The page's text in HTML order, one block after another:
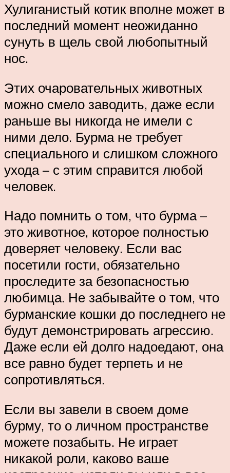
Хулиганистый котик вполне может в
последний момент неожиданно
сунуть в щель свой любопытный
нос.
Этих очаровательных животных
можно смело заводить, даже если
раньше вы никогда не имели с
ними дело. Бурма не требует
специального и слишком сложного
ухода – с этим справится любой
человек.
Надо помнить о том, что бурма –
это животное, которое полностью
доверяет человеку. Если вас
посетили гости, обязательно
проследите за безопасностью
любимца. Не забывайте о том, что
бурманские кошки до последнего не
будут демонстрировать агрессию.
Даже если ей долго надоедают, она
все равно будет терпеть и не
сопротивляться.
Если вы завели в своем доме
бурму, то о личном пространстве
можете позабыть. Не играет
никакой роли, каково ваше